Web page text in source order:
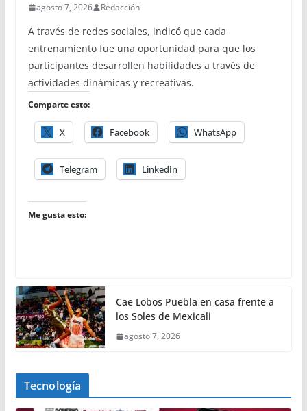
agosto 7, 2026 Redacción
A través de redes sociales, indicó que cada
entrenamiento fue una oportunidad para que los
participantes desarrollen habilidades a través de
actividades dinámicas y recreativas.
Comparte esto:
X Facebook WhatsApp
Telegram LinkedIn
Me gusta esto:
Cae Lobos Puebla en casa frente a
los Soles de Mexicali
agosto 7, 2026
Tecnología